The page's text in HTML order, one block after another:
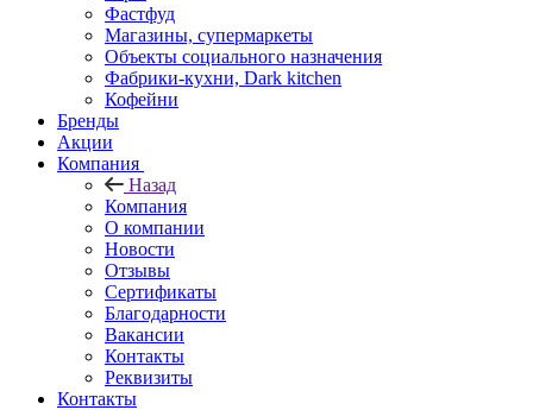
Фастфуд
Магазины, супермаркеты
Объекты социального назначения
Фабрики-кухни, Dark kitchen
Кофейни
Бренды
Акции
Компания
Назад
Компания
О компании
Новости
Отзывы
Сертификаты
Благодарности
Вакансии
Контакты
Реквизиты
Контакты